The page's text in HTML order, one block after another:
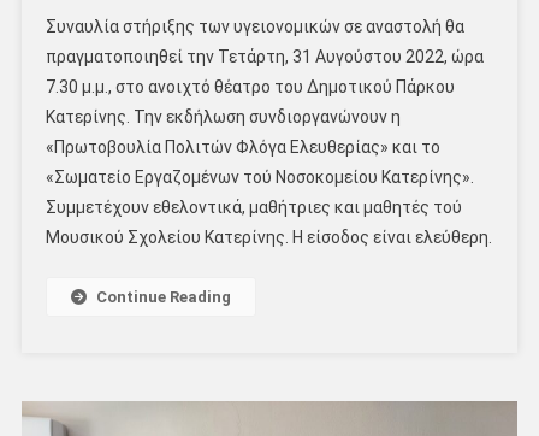
Συναυλία στήριξης των υγειονομικών σε αναστολή θα
πραγματοποιηθεί την Τετάρτη, 31 Αυγούστου 2022, ώρα
7.30 μ.μ., στο ανοιχτό θέατρο του Δημοτικού Πάρκου
Κατερίνης. Την εκδήλωση συνδιοργανώνουν η
«Πρωτοβουλία Πολιτών Φλόγα Ελευθερίας» και το
«Σωματείο Εργαζομένων τού Νοσοκομείου Κατερίνης».
Συμμετέχουν εθελοντικά, μαθήτριες και μαθητές τού
Μουσικού Σχολείου Κατερίνης. Η είσοδος είναι ελεύθερη.
Continue Reading